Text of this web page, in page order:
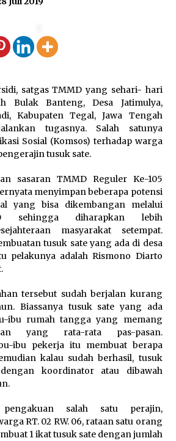
dan Jasa pada BUMD
Malut Ikuti ‘Pasti Ada
Menkum Dorong
Digital
7 Agustus 2026
Siapkan Regulasi
yang Selaras
Tantangan Dunia Kerja
7 Agustus 2026
Semarakkan HUT RI
Nuansa Kebersamaan
7 Agustus 2026
Pemanfaatan Limbah Galon Bekas,
Banjar Tanam 200 Pohon
Pangan
7 Agustus 2026
satgas TMMD yang sehari- hari
Bulak Banteng, Desa Jatimulya,
Kabupaten Tegal, Jawa Tengah
tugasnya. Salah satunya
Sosial (Komsos) terhadap warga
tusuk sate.
sasaran TMMD Reguler Ke-105
menyimpan beberapa potensi
yang bisa dikembangan melalui
sehingga diharapkan lebih
masyarakat setempat.
tusuk sate yang ada di desa
pelakunya adalah Rismono Diarto
tersebut sudah berjalan kurang
Biassanya tusuk sate yang ada
ibu rumah tangga yang memang
yang rata-rata pas-pasan.
ibu pekerja itu membuat berapa
kalau sudah berhasil, tusuk
koordinator atau dibawah
salah satu perajin,
RT. 02 RW. 06, rataan satu orang
1 ikat tusuk sate dengan jumlah